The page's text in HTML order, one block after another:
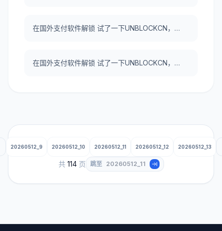
在国外支付软件解锁 试了一下UNBLOCKCN，真好用。
在国外支付软件解锁 试了一下UNBLOCKCN，真好用。
20260512_9 20260512_10 20260512_11 20260512_12 20260512_13
共 114页 跳至